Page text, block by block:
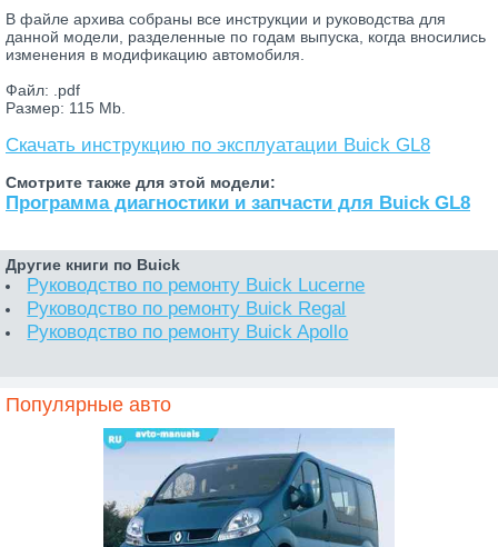
В файле архива собраны все инструкции и руководства для
данной модели, разделенные по годам выпуска, когда вносились
изменения в модификацию автомобиля.
Файл: .pdf
Размер: 115 Mb.
Скачать инструкцию по эксплуатации Buick GL8
Смотрите также для этой модели:
Программа диагностики и запчасти для Buick GL8
Другие книги по Buick
Руководство по ремонту Buick Lucerne
Руководство по ремонту Buick Regal
Руководство по ремонту Buick Apollo
Популярные авто